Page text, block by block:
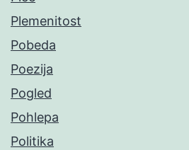
Plemenitost
Pobeda
Poezija
Pogled
Pohlepa
Politika